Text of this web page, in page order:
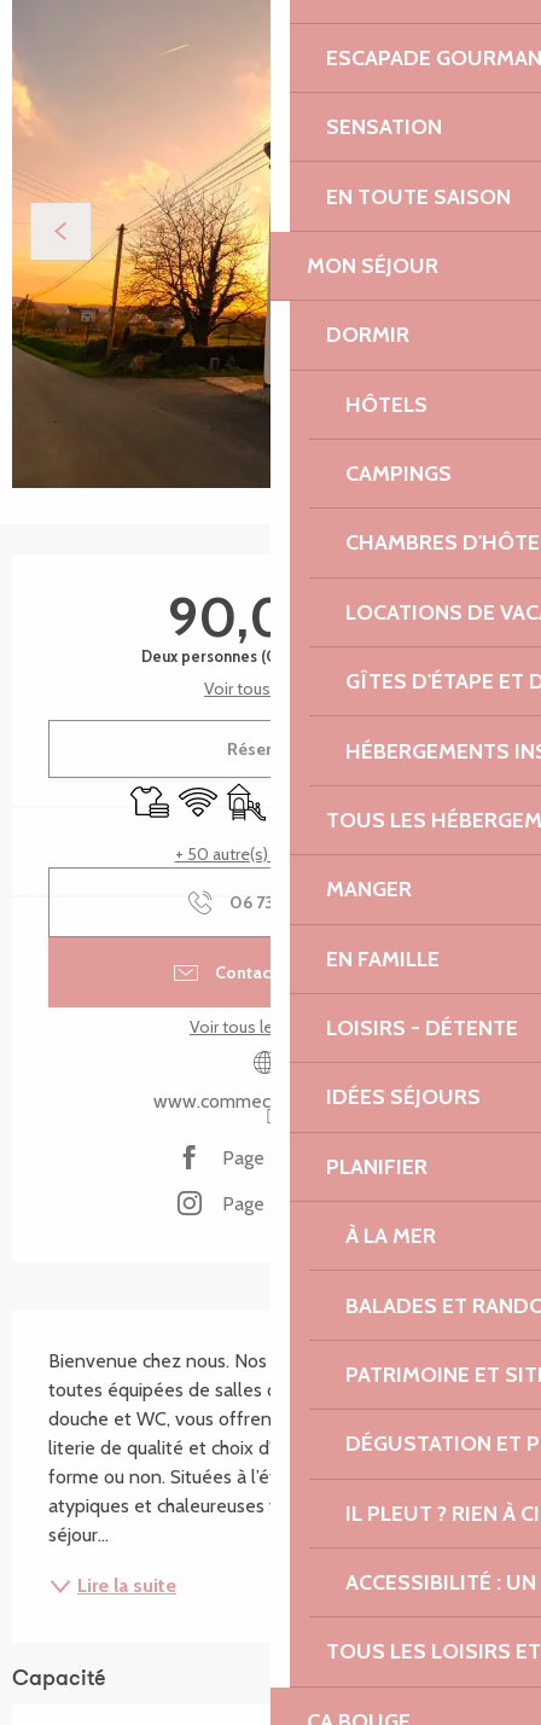
ESCAPADE
SENSATION
EN TOUTE SAISON
MON SÉJOUR
DORMIR
HÔTELS
CAMPINGS
CHAMBRES
LOCATIONS DE
GÎTES D'ÉTAPE ET
HÉBERGEMENTS
TOUS LES
MANGER
EN FAMILLE
LOISIRS - DÉTENTE
IDÉES SÉJOURS
PLANIFIER
À LA MER
BALADES ET
PATRIMOINE ET
DÉGUSTATION ET
IL PLEUT ? RIEN À
ACCESSIBILITÉ :
TOUS LES LOISIRS
90,00 €
Deux personnes (Chambres d'hôtes)
Voir tous les tarifs
Réserver
Draps et linge
WiFi Jeux pour enfants / Espace jeux
ParkingTerrasseEntrée
+ 50 autre(s) prestation(s)
06 73 02 99 ▒▒
Contacter par email
Voir tous les contacts
www.commechezlouise.com
Page Facebook
Page Instagram
Bienvenue chez nous. Nos 4 chambres d’hôtes,
toutes équipées de salles de bain privées avec
douche et WC, vous offrent un confort optimal avec
literie de qualité et choix d'oreillers mémoire de
forme ou non. Situées à l’étage, ces chambres
atypiques et chaleureuses vous plongeront à chaque
séjour...
Lire la suite
Capacité